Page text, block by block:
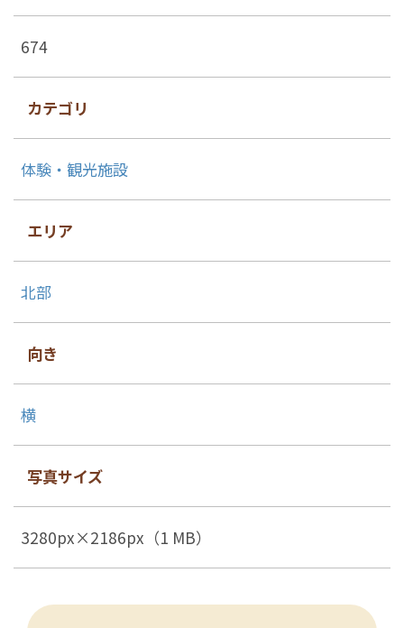
674
カテゴリ
体験・観光施設
エリア
北部
向き
横
写真サイズ
3280px×2186px（1 MB）